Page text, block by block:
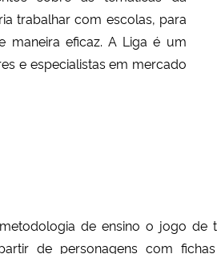
trabalhar com escolas, para
maneira eficaz. A Liga é um
e especialistas em mercado
de ensino o jogo de
de personagens com